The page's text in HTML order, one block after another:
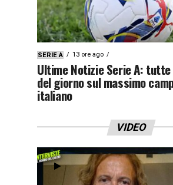
SERIE A 13 ore ago
Ultime Notizie Serie A:
del giorno sul massimo
italiano
VIDEO